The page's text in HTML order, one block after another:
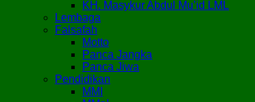
KH. Masykur Abdul Mu’id LML
Lembaga
Falsafah
Motto
Panca Jangka
Panca Jiwa
Pendidikan
MMI